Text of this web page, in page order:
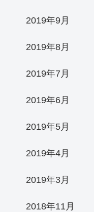
2019年9月
2019年8月
2019年7月
2019年6月
2019年5月
2019年4月
2019年3月
2018年11月